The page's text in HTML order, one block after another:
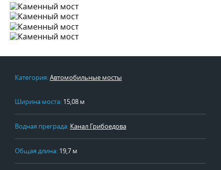
Категория:Автомобильные мосты
Ширина моста: 15,08 м
Водная преграда: Канал Грибоедова
Общая длина: 19,7 м